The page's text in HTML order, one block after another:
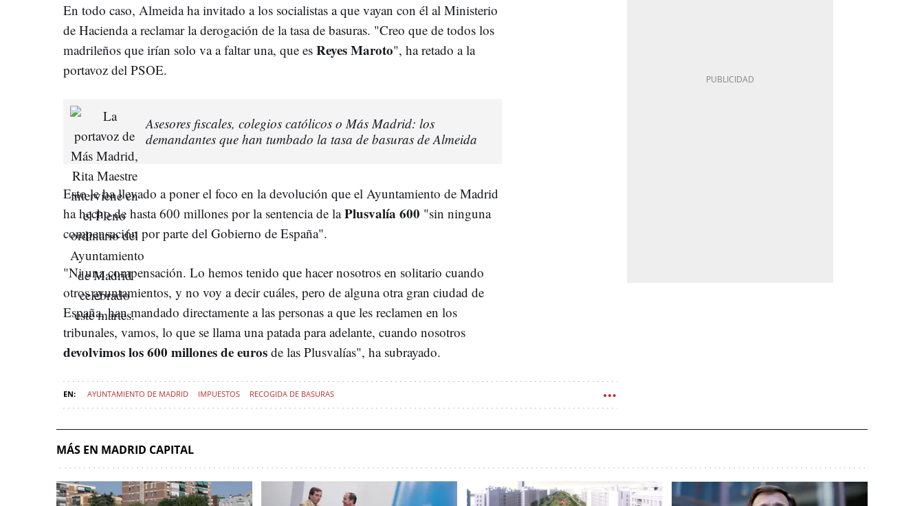
En todo caso, Almeida ha invitado a los socialistas a que vayan con él al Ministerio
de Hacienda a reclamar la derogación de la tasa de basuras. "Creo que de todos los
madrileños que irían solo va a faltar una, que es Reyes Maroto", ha retado a la
portavoz del PSOE.
Asesores fiscales, colegios católicos o Más Madrid: los
demandantes que han tumbado la tasa de basuras de Almeida
Esto le ha llevado a poner el foco en la devolución que el Ayuntamiento de Madrid
ha hecho de hasta 600 millones por la sentencia de laPlusvalía 600 "sin ninguna
compensación por parte del Gobierno de España".
"Ni una compensación. Lo hemos tenido que hacer nosotros en solitario cuando
otros ayuntamientos, y no voy a decir cuáles, pero de alguna otra gran ciudad de
España, han mandado directamente a las personas a que les reclamen en los
tribunales, vamos, lo que se llama una patada para adelante, cuando nosotros
devolvimos los 600 millones de euros de las Plusvalías", ha subrayado.
AYUNTAMIENTO DE MADRID IMPUESTOS RECOGIDA DE BASURAS
MÁS EN MADRID CAPITAL